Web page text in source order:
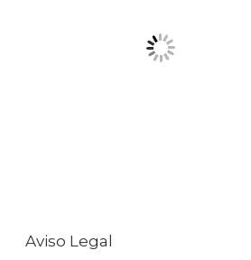
Aviso Legal